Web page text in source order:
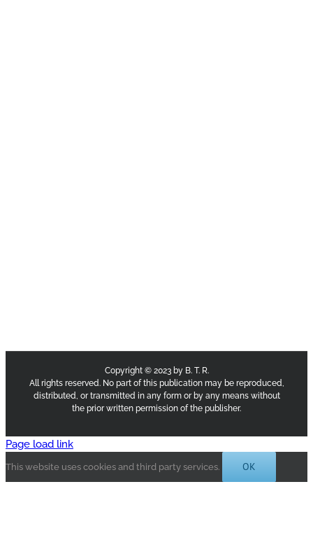
Copyright © 2023 by B. T. R.
All rights reserved. No part of this publication may be reproduced,
distributed, or transmitted in any form or by any means without
the prior written permission of the publisher.
Page load link
This website uses cookies and third party services. OK